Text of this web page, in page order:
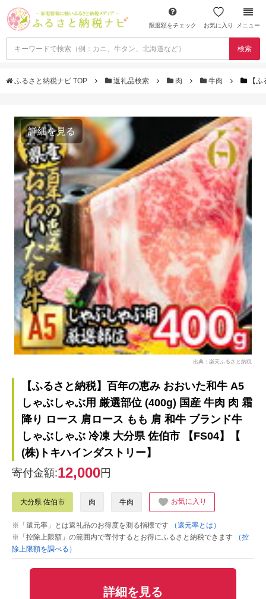
限度額をチェック お気に入り メニュー
検索
ふるさと納税ナビ TOP 返礼品検索 肉 牛肉 【
詳細を見る
出典：楽天ふるさと納税
【ふるさと納税】百年の恵み おおいた和牛 A5
しゃぶしゃぶ用 厳選部位 (400g) 国産 牛肉 肉 霜
降り ロース 肩ロース もも 肩 和牛 ブランド牛
しゃぶしゃぶ 冷凍 大分県 佐伯市 【FS04】【
(株)トキハインダストリー】
寄付金額:12,000円
大分県 佐伯市 肉 牛肉 お気に入り
※「還元率」とは返礼品のお得度を測る指標です
（還元率とは）
※「控除上限額」の範囲内で寄付するとお得にふるさと納税できます
（控
除上限額を調べる）
詳細を見る